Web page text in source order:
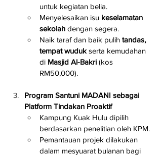
untuk kegiatan belia.
Menyelesaikan isu keselamatan
sekolah dengan segera.
Naik taraf dan baik pulih tandas,
tempat wuduk serta kemudahan
di Masjid Al-Bakri (kos
RM50,000).
Program Santuni MADANI sebagai
Platform Tindakan Proaktif
Kampung Kuak Hulu dipilih
berdasarkan penelitian oleh KPM.
Pemantauan projek dilakukan
dalam mesyuarat bulanan bagi